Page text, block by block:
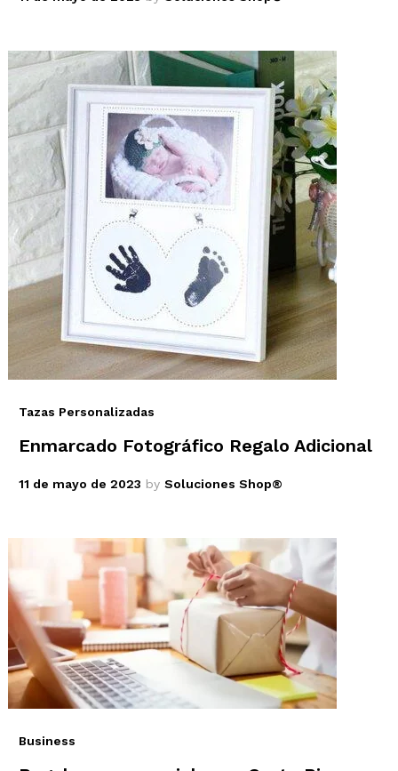
Tazas Personalizadas
Enmarcado Fotográfico Regalo Adicional
11 de mayo de 2023 by Soluciones Shop®
Business